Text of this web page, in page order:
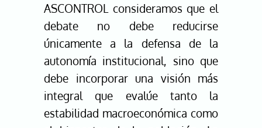
ASCONTROL consideramos que el
debate no debe reducirse
únicamente a la defensa de la
autonomía institucional, sino que
debe incorporar una visión más
integral que evalúe tanto la
estabilidad macroeconómica como